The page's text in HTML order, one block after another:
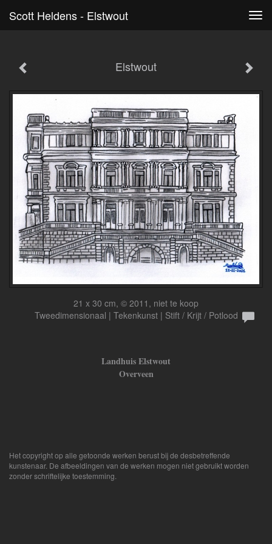
Scott Heldens - Elstwout
Elstwout
21 x 30 cm, © 2011, niet te koop
Tweedimensionaal | Tekenkunst | Stift / Krijt / Potlood
Landhuis Elstwout
Overveen
Het copyright op alle getoonde werken berust bij de desbetreffende
kunstenaar. De afbeeldingen van de werken mogen niet gebruikt worden
zonder schriftelijke toestemming.